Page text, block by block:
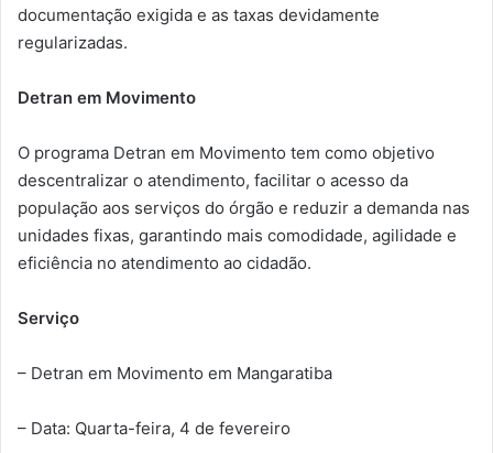
documentação exigida e as taxas devidamente
regularizadas.
Detran em Movimento
O programa Detran em Movimento tem como objetivo
descentralizar o atendimento, facilitar o acesso da
população aos serviços do órgão e reduzir a demanda nas
unidades fixas, garantindo mais comodidade, agilidade e
eficiência no atendimento ao cidadão.
Serviço
– Detran em Movimento em Mangaratiba
– Data: Quarta-feira, 4 de fevereiro